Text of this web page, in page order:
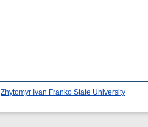
Zhytomyr Ivan Franko State University